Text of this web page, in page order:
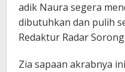
adik Naura segera
dibutuhkan dan pulih
Redaktur Radar
Zia sapaan akrabnya